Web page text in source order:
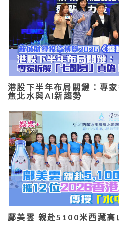
港股下半年布局關鍵：專
焦北水與AI新趨勢
鄺美雲 親赴5100米西藏